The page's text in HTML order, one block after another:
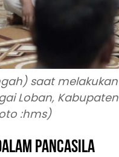
saat melakukan
Loban, Kabupaten
:hms)
Pancasila